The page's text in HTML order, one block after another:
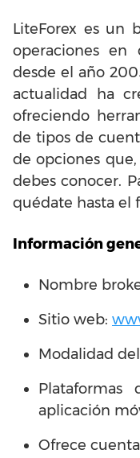
LiteForex es un
operaciones en
desde el año
actualidad ha
ofreciendo
de tipos de
de opciones
debes conocer.
quédate hasta el
Información
Nombre
Sitio web:
Modalidad
Plataformas
aplicación
Ofrece